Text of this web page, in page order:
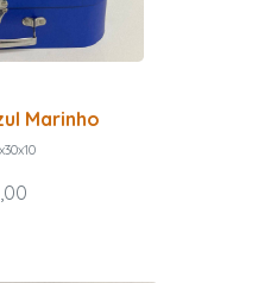
Marinho